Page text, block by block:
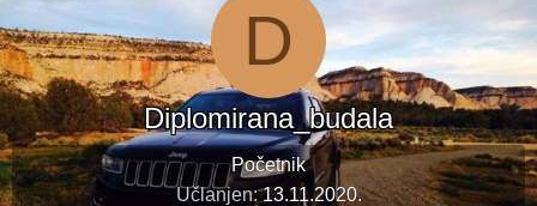
D
Diplomirana_budala
Početnik
Učlanjen 13.11.2020.